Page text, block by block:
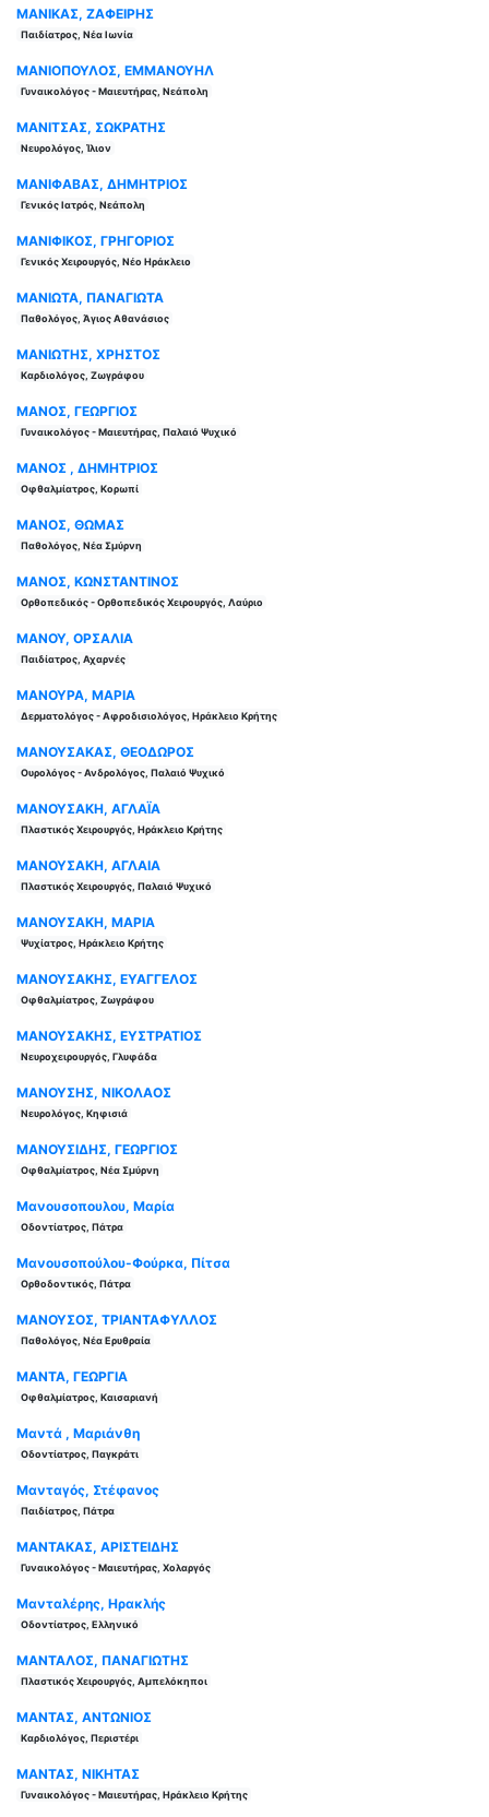
ΜΑΝΙΚΑΣ, ΖΑΦΕΙΡΗΣ
Παιδίατρος, Νέα Ιωνία
ΜΑΝΙΟΠΟΥΛΟΣ, ΕΜΜΑΝΟΥΗΛ
Γυναικολόγος - Μαιευτήρας, Νεάπολη
ΜΑΝΙΤΣΑΣ, ΣΩΚΡΑΤΗΣ
Νευρολόγος, Ίλιον
ΜΑΝΙΦΑΒΑΣ, ΔΗΜΗΤΡΙΟΣ
Γενικός Ιατρός, Νεάπολη
ΜΑΝΙΦΙΚΟΣ, ΓΡΗΓΟΡΙΟΣ
Γενικός Χειρουργός, Νέο Ηράκλειο
ΜΑΝΙΩΤΑ, ΠΑΝΑΓΙΩΤΑ
Παθολόγος, Άγιος Αθανάσιος
ΜΑΝΙΩΤΗΣ, ΧΡΗΣΤΟΣ
Καρδιολόγος, Ζωγράφου
ΜΑΝΟΣ, ΓΕΩΡΓΙΟΣ
Γυναικολόγος - Μαιευτήρας, Παλαιό Ψυχικό
ΜΑΝΟΣ , ΔΗΜΗΤΡΙΟΣ
Οφθαλμίατρος, Κορωπί
ΜΑΝΟΣ, ΘΩΜΑΣ
Παθολόγος, Νέα Σμύρνη
ΜΑΝΟΣ, ΚΩΝΣΤΑΝΤΙΝΟΣ
Ορθοπεδικός - Ορθοπεδικός Χειρουργός, Λαύριο
ΜΑΝΟΥ, ΟΡΣΑΛΙΑ
Παιδίατρος, Αχαρνές
ΜΑΝΟΥΡΑ, ΜΑΡΙΑ
Δερματολόγος - Αφροδισιολόγος, Ηράκλειο Κρήτης
ΜΑΝΟΥΣΑΚΑΣ, ΘΕΟΔΩΡΟΣ
Ουρολόγος - Ανδρολόγος, Παλαιό Ψυχικό
ΜΑΝΟΥΣΑΚΗ, ΑΓΛΑΪΑ
Πλαστικός Χειρουργός, Ηράκλειο Κρήτης
ΜΑΝΟΥΣΑΚΗ, ΑΓΛΑΙΑ
Πλαστικός Χειρουργός, Παλαιό Ψυχικό
ΜΑΝΟΥΣΑΚΗ, ΜΑΡΙΑ
Ψυχίατρος, Ηράκλειο Κρήτης
ΜΑΝΟΥΣΑΚΗΣ, ΕΥΑΓΓΕΛΟΣ
Οφθαλμίατρος, Ζωγράφου
ΜΑΝΟΥΣΑΚΗΣ, ΕΥΣΤΡΑΤΙΟΣ
Νευροχειρουργός, Γλυφάδα
ΜΑΝΟΥΣΗΣ, ΝΙΚΟΛΑΟΣ
Νευρολόγος, Κηφισιά
ΜΑΝΟΥΣΙΔΗΣ, ΓΕΩΡΓΙΟΣ
Οφθαλμίατρος, Νέα Σμύρνη
Μανουσοπουλου, Μαρία
Οδοντίατρος, Πάτρα
Μανουσοπούλου-Φούρκα, Πίτσα
Ορθοδοντικός, Πάτρα
ΜΑΝΟΥΣΟΣ, ΤΡΙΑΝΤΑΦΥΛΛΟΣ
Παθολόγος, Νέα Ερυθραία
ΜΑΝΤΑ, ΓΕΩΡΓΙΑ
Οφθαλμίατρος, Καισαριανή
Μαντά , Μαριάνθη
Οδοντίατρος, Παγκράτι
Μανταγός, Στέφανος
Παιδίατρος, Πάτρα
ΜΑΝΤΑΚΑΣ, ΑΡΙΣΤΕΙΔΗΣ
Γυναικολόγος - Μαιευτήρας, Χολαργός
Μανταλέρης, Ηρακλής
Οδοντίατρος, Ελληνικό
ΜΑΝΤΑΛΟΣ, ΠΑΝΑΓΙΩΤΗΣ
Πλαστικός Χειρουργός, Αμπελόκηποι
ΜΑΝΤΑΣ, ΑΝΤΩΝΙΟΣ
Καρδιολόγος, Περιστέρι
ΜΑΝΤΑΣ, ΝΙΚΗΤΑΣ
Γυναικολόγος - Μαιευτήρας, Ηράκλειο Κρήτης